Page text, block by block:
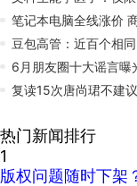
6月朋友圈十大谣言曝
复读15次唐尚珺不建
热门新闻排行
1
版权问题随时下架